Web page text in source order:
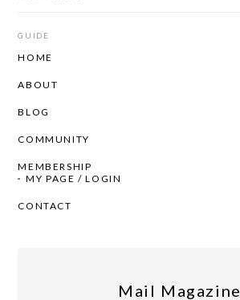
GUIDE
HOME
ABOUT
BLOG
COMMUNITY
MEMBERSHIP
MY PAGE / LOGIN
CONTACT
Mail Magazine